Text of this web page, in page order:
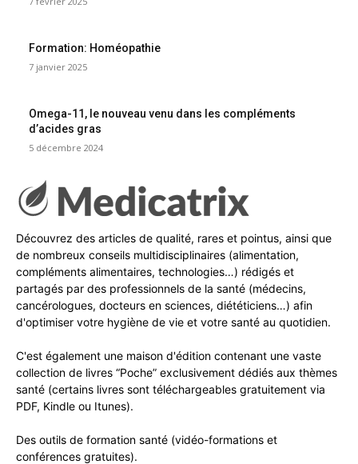
Formation: Homéopathie
7 janvier 2025
Omega-11, le nouveau venu dans les compléments
d’acides gras
5 décembre 2024
Découvrez des articles de qualité, rares et pointus, ainsi que
de nombreux conseils multidisciplinaires (alimentation,
compléments alimentaires, technologies…) rédigés et
partagés par des professionnels de la santé (médecins,
cancérologues, docteurs en sciences, diététiciens…) afin
d'optimiser votre hygiène de vie et votre santé au quotidien.
C'est également une maison d'édition contenant une vaste
collection de livres “Poche” exclusivement dédiés aux thèmes
santé (certains livres sont téléchargeables gratuitement via
PDF, Kindle ou Itunes).
Des outils de formation santé (vidéo-formations et
conférences gratuites).